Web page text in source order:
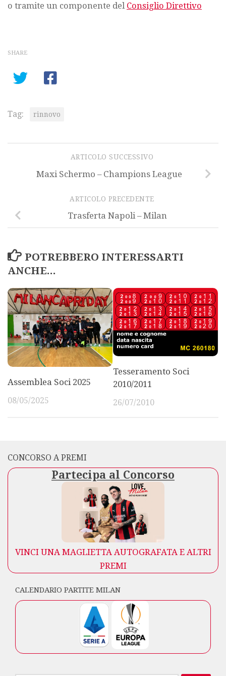
o tramite un componente del Consiglio Direttivo
SHARE
Tag: rinnovo
ARTICOLO SUCCESSIVO
Maxi Schermo – Champions League
ARTICOLO PRECEDENTE
Trasferta Napoli – Milan
POTREBBERO INTERESSARTI
ANCHE...
Assemblea Soci 2025
08/05/2025
Tesseramento Soci
2010/2011
26/07/2010
CONCORSO A PREMI
Partecipa al Concorso
VINCI UNA MAGLIETTA AUTOGRAFATA E ALTRI
PREMI
CALENDARIO PARTITE MILAN